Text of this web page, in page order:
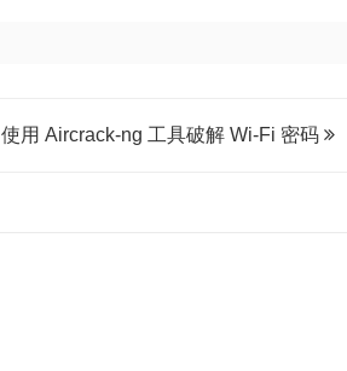
使用 Aircrack-ng 工具破解 Wi-Fi 密码